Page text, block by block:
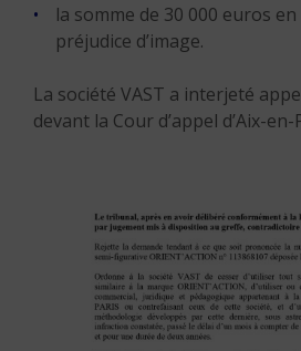
la somme de 30 000 euros
préjudice d’image.
La société VAST a interjeté
devant la Cour d’appel d’Aix-en-